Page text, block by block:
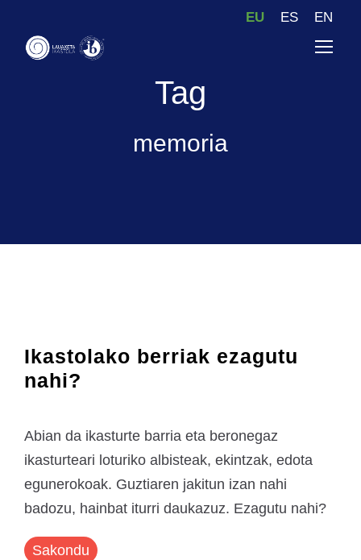
EU ES EN
Tag
memoria
Ikastolako berriak ezagutu
nahi?
Abian da ikasturte barria eta beronegaz
ikasturteari loturiko albisteak, ekintzak, edota
egunerokoak. Guztiaren jakitun izan nahi
badozu, hainbat iturri daukazuz. Ezagutu nahi?
Sakondu